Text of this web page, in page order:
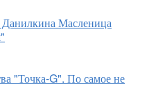
Масленица
"Точка-G". По самое не